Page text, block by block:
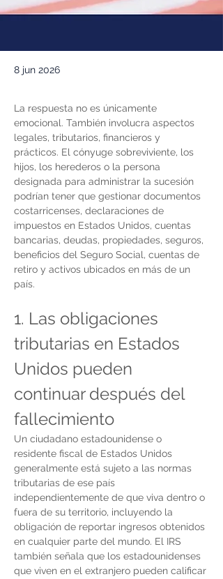
8 jun 2026
La respuesta no es únicamente
emocional. También involucra aspectos
legales, tributarios, financieros y
prácticos. El cónyuge sobreviviente, los
hijos, los herederos o la persona
designada para administrar la sucesión
podrían tener que gestionar documentos
costarricenses, declaraciones de
impuestos en Estados Unidos, cuentas
bancarias, deudas, propiedades, seguros,
beneficios del Seguro Social, cuentas de
retiro y activos ubicados en más de un
país.
1. Las obligaciones
tributarias en Estados
Unidos pueden
continuar después del
fallecimiento
Un ciudadano estadounidense o
residente fiscal de Estados Unidos
generalmente está sujeto a las normas
tributarias de ese país
independientemente de que viva dentro o
fuera de su territorio, incluyendo la
obligación de reportar ingresos obtenidos
en cualquier parte del mundo. El IRS
también señala que los estadounidenses
que viven en el extranjero pueden calificar